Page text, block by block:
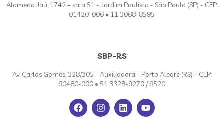
Alameda Jaú, 1742 – sala 51 - Jardim Paulista - São Paulo (SP) - CEP:
01420-006 • 11 3068-8595
SBP-RS
Av. Carlos Gomes, 328/305 - Auxiliadora - Porto Alegre (RS) - CEP:
90480-000 • 51 3328-9270 / 9520